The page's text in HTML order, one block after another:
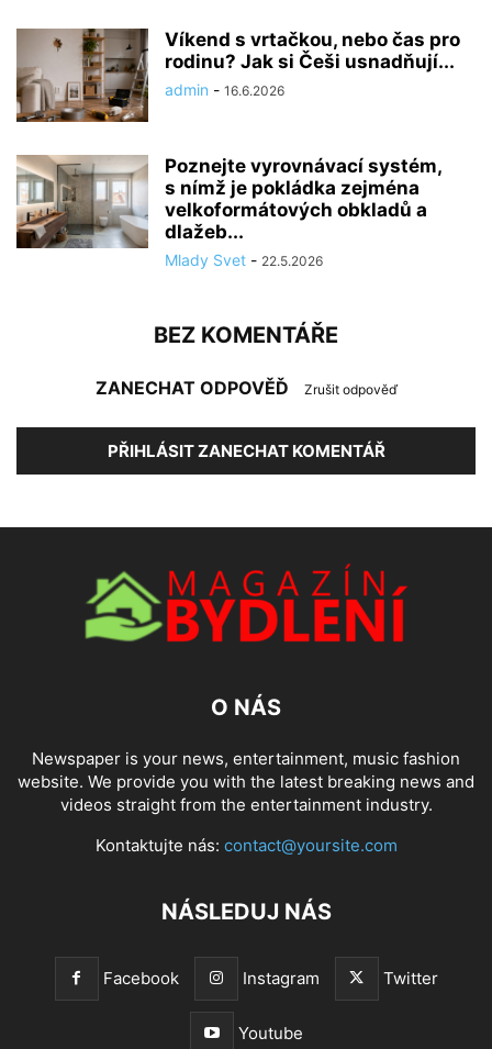
Víkend s vrtačkou, nebo čas pro
rodinu? Jak si Češi usnadňují...
admin - 16.6.2026
Poznejte vyrovnávací systém,
s nímž je pokládka zejména
velkoformátových obkladů a
dlažeb...
Mlady Svet - 22.5.2026
BEZ KOMENTÁŘE
ZANECHAT ODPOVĚĎ Zrušit odpověď
PŘIHLÁSIT ZANECHAT KOMENTÁŘ
O NÁS
Newspaper is your news, entertainment, music fashion
website. We provide you with the latest breaking news and
videos straight from the entertainment industry.
Kontaktujte nás: contact@yoursite.com
NÁSLEDUJ NÁS
Facebook Instagram Twitter
Youtube